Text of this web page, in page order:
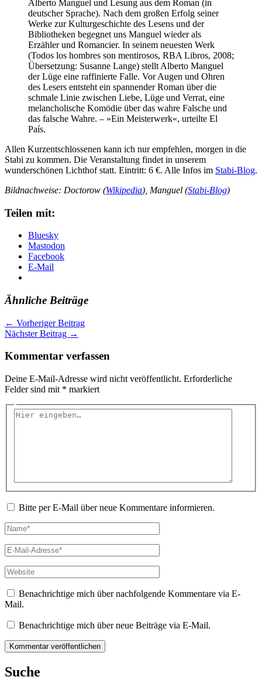
Alberto Manguel und Lesung aus dem Roman (in
deutscher Sprache). Nach dem großen Erfolg seiner
Werke zur Kulturgeschichte des Lesens und der
Bibliotheken begegnet uns Manguel wieder als
Erzähler und Romancier. In seinem neuesten Werk
(Todos los hombres son mentirosos, RBA Libros, 2008;
Übersetzung: Susanne Lange) stellt Alberto Manguel
der Lüge eine raffinierte Falle. Vor Augen und Ohren
des Lesers entsteht ein spannender Roman über die
schmale Linie zwischen Liebe, Lüge und Verrat, eine
melancholische Komödie über das wahre Falsche und
das falsche Wahre. – »Ein Meisterwerk«, urteilte El
País.
Allen Kurzentschlossenen kann ich nur empfehlen, morgen in die
Stabi zu kommen. Die Veranstaltung findet in unserem
wunderschönen Lichthof statt. Eintritt: 6 €. Alle Infos im Stabi-Blog.
Bildnachweise: Doctorow (Wikipedia), Manguel (Stabi-Blog)
Teilen mit:
Bluesky
Mastodon
Facebook
E-Mail
Ähnliche Beiträge
← Vorheriger Beitrag
Nächster Beitrag →
Kommentar verfassen
Deine E-Mail-Adresse wird nicht veröffentlicht. Erforderliche
Felder sind mit * markiert
Hier
Bitte per E-Mail über neue Kommentare informieren.
Name*
E-
Mail-
Adresse*
Website
Benachrichtige mich über nachfolgende Kommentare via E-
Mail.
Benachrichtige mich über neue Beiträge via E-Mail.
Suche